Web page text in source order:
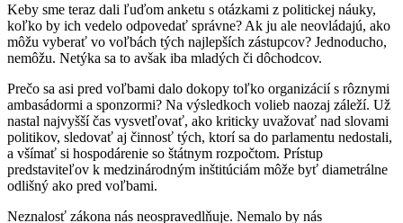
Keby sme teraz dali ľuďom anketu s otázkami z politickej náuky,
koľko by ich vedelo odpovedať správne? Ak ju ale neovládajú, ako
môžu vyberať vo voľbách tých najlepších zástupcov? Jednoducho,
nemôžu. Netýka sa to avšak iba mladých či dôchodcov.
Prečo sa asi pred voľbami dalo dokopy toľko organizácií s rôznymi
ambasádormi a sponzormi? Na výsledkoch volieb naozaj záleží. Už
nastal najvyšší čas vysvetľovať, ako kriticky uvažovať nad slovami
politikov, sledovať aj činnosť tých, ktorí sa do parlamentu nedostali,
a všímať si hospodárenie so štátnym rozpočtom. Prístup
predstaviteľov k medzinárodným inštitúciám môže byť diametrálne
odlišný ako pred voľbami.
Neznalosť zákona nás neospravedlňuje. Nemalo by nás